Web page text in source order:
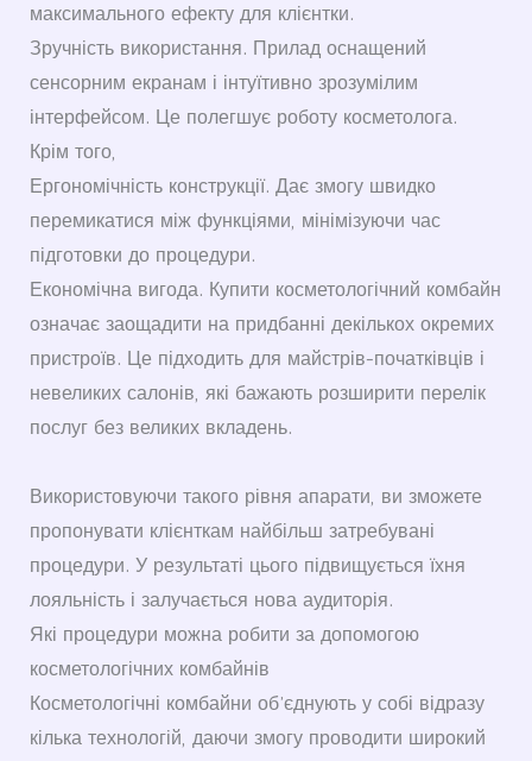
максимального ефекту для клієнтки.
Зручність використання. Прилад оснащений
сенсорним екранам і інтуїтивно зрозумілим
інтерфейсом. Це полегшує роботу косметолога.
Крім того,
Ергономічність конструкції. Дає змогу швидко
перемикатися між функціями, мінімізуючи час
підготовки до процедури.
Економічна вигода. Купити косметологічний комбайн
означає заощадити на придбанні декількох окремих
пристроїв. Це підходить для майстрів-початківців і
невеликих салонів, які бажають розширити перелік
послуг без великих вкладень.
Використовуючи такого рівня апарати, ви зможете
пропонувати клієнткам найбільш затребувані
процедури. У результаті цього підвищується їхня
лояльність і залучається нова аудиторія.
Які процедури можна робити за допомогою
косметологічних комбайнів
Косметологічні комбайни об’єднують у собі відразу
кілька технологій, даючи змогу проводити широкий